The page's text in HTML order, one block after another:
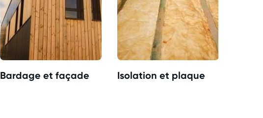
Bardage et façade Isolation et plaque